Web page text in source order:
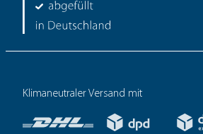
Klimaneutraler Versand mit